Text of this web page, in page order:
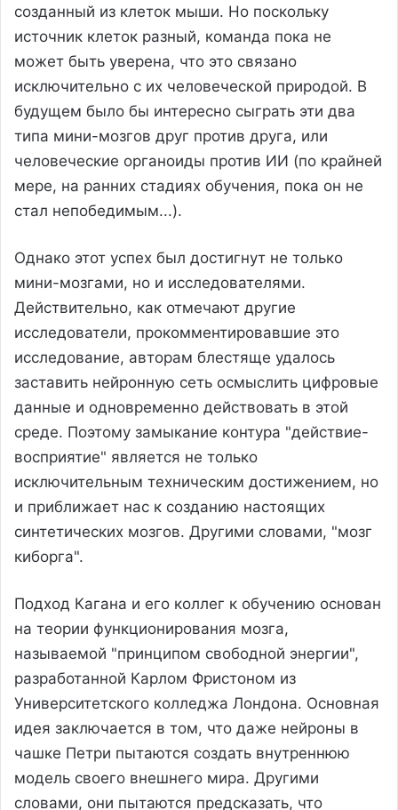
созданный из клеток мыши. Но поскольку
источник клеток разный, команда пока не
может быть уверена, что это связано
исключительно с их человеческой природой. В
будущем было бы интересно сыграть эти два
типа мини-мозгов друг против друга, или
человеческие органоиды против ИИ (по крайней
мере, на ранних стадиях обучения, пока он не
стал непобедимым...).
Однако этот успех был достигнут не только
мини-мозгами, но и исследователями.
Действительно, как отмечают другие
исследователи, прокомментировавшие это
исследование, авторам блестяще удалось
заставить нейронную сеть осмыслить цифровые
данные и одновременно действовать в этой
среде. Поэтому замыкание контура "действие-
восприятие" является не только
исключительным техническим достижением, но
и приближает нас к созданию настоящих
синтетических мозгов. Другими словами, "мозг
киборга".
Подход Кагана и его коллег к обучению основан
на теории функционирования мозга,
называемой "принципом свободной энергии",
разработанной Карлом Фристоном из
Университетского колледжа Лондона. Основная
идея заключается в том, что даже нейроны в
чашке Петри пытаются создать внутреннюю
модель своего внешнего мира. Другими
словами, они пытаются предсказать, что